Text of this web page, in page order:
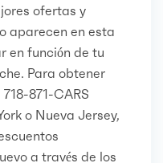
ofertas y
aparecen en esta
en función de tu
Para obtener
871-CARS
o Nueva Jersey,
a través de los